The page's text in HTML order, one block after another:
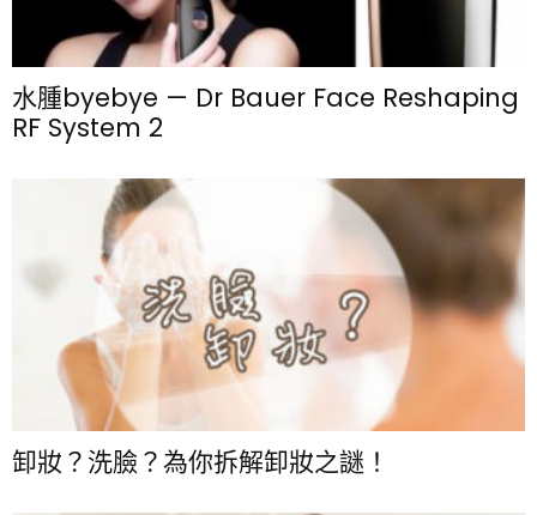
水腫byebye — Dr Bauer Face Reshaping
RF System 2
卸妝？洗臉？為你拆解卸妝之謎！